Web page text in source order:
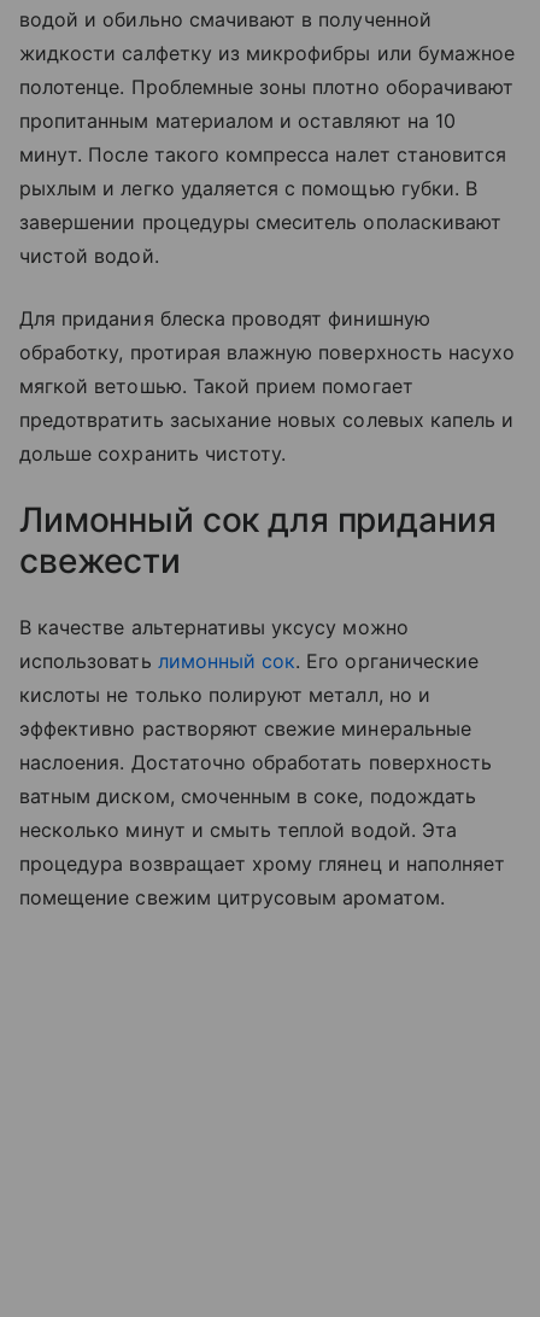
водой и обильно смачивают в полученной
жидкости салфетку из микрофибры или бумажное
полотенце. Проблемные зоны плотно оборачивают
пропитанным материалом и оставляют на 10
минут. После такого компресса налет становится
рыхлым и легко удаляется с помощью губки. В
завершении процедуры смеситель ополаскивают
чистой водой.
Для придания блеска проводят финишную
обработку, протирая влажную поверхность насухо
мягкой ветошью. Такой прием помогает
предотвратить засыхание новых солевых капель и
дольше сохранить чистоту.
Лимонный сок для придания
свежести
В качестве альтернативы уксусу можно
использовать лимонный сок. Его органические
кислоты не только полируют металл, но и
эффективно растворяют свежие минеральные
наслоения. Достаточно обработать поверхность
ватным диском, смоченным в соке, подождать
несколько минут и смыть теплой водой. Эта
процедура возвращает хрому глянец и наполняет
помещение свежим цитрусовым ароматом.